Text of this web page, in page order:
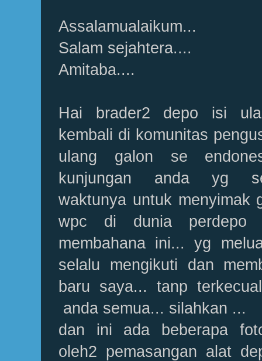
Assalamualaikum...
Salam sejahtera....
Amitaba....
Hai brader2 depo isi
kembali di komunitas
ulang galon se
kunjungan anda yg
waktunya untuk menyimak
wpc di dunia
membahana ini... yg
selalu mengikuti dan
baru saya... tanp
anda semua... silahkan ...
dan ini ada beberapa
oleh2 pemasangan alat